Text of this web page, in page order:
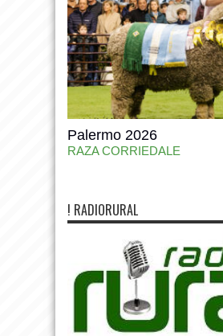
Palermo 2026
RAZA CORRIEDALE
! RADIORURAL